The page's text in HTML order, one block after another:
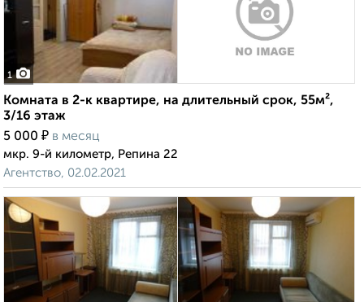
1
Комната в 2-к квартире, на длительный срок, 55м²,
3/16 этаж
5 000 ₽ в месяц
мкр. 9-й километр, Репина 22
Агентство, 02.02.2021